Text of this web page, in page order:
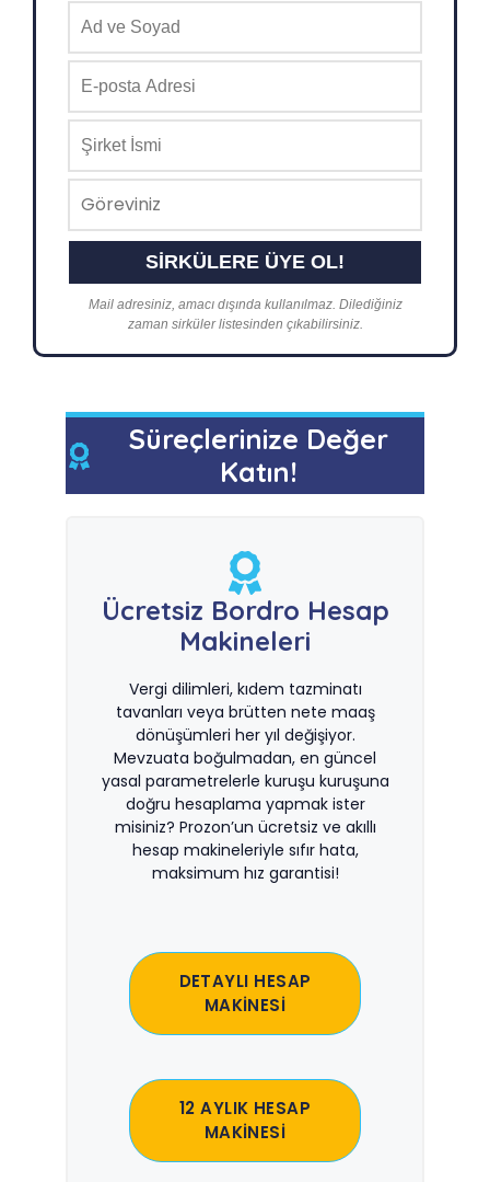
Mail adresiniz, amacı dışında kullanılmaz. Dilediğiniz
zaman sirküler listesinden çıkabilirsiniz.
Süreçlerinize Değer
Katın!
Ücretsiz Bordro Hesap
Makineleri
Vergi dilimleri, kıdem tazminatı
tavanları veya brütten nete maaş
dönüşümleri her yıl değişiyor.
Mevzuata boğulmadan, en güncel
yasal parametrelerle kuruşu kuruşuna
doğru hesaplama yapmak ister
misiniz? Prozon’un ücretsiz ve akıllı
hesap makineleriyle sıfır hata,
maksimum hız garantisi!
DETAYLI HESAP
MAKİNESİ
12 AYLIK HESAP
MAKİNESİ